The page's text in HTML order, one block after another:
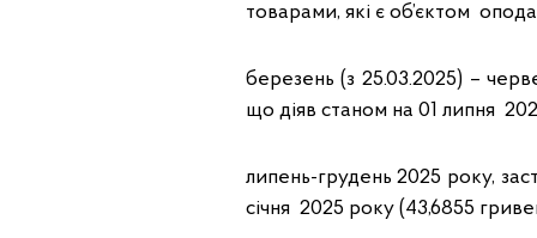
товарами, які є об’єктом
березень (з 25.03.2025) –
що діяв станом на 01 липня
липень-грудень 2025 року,
січня 2025 року (43,6855